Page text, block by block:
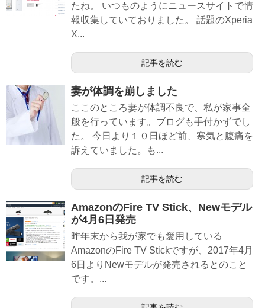
たね。 いつものようにニュースサイトで情
報収集していておりました。 話題のXperia
X...
記事を読む
妻が体調を崩しました
ここのところ妻が体調不良で、私が家事全
般を行っています。ブログも手付かずでし
た。 今日より１０日ほど前、寒気と腹痛を
訴えていました。も...
記事を読む
AmazonのFire TV Stick、Newモデル
が4月6日発売
昨年末から我が家でも愛用している
AmazonのFire TV Stickですが、2017年4月
6日よりNewモデルが発売されるとのこと
です。...